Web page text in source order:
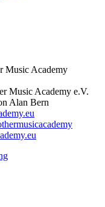
Music Academy
Music Academy e.V.
Alan Bern